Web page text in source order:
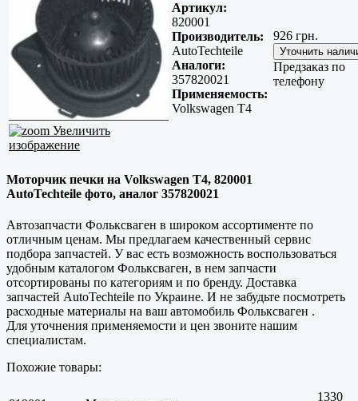
Увеличить
изображение
Артикул:
820001
Производитель:
AutoTechteile
Аналоги:
357820021
Применяемость:
Volkswagen T4
926 грн.
Предзаказ по
телефону
Моторчик печки на Volkswagen T4, 820001
AutoTechteile фото, аналог 357820021
Автозапчасти Фольксваген в широком ассортименте по
отличным ценам. Мы предлагаем качественный сервис
подбора запчастей. У вас есть возможность воспользоваться
удобным каталогом Фольксваген, в нем запчасти
отсортированы по категориям и по бренду. Доставка
запчастей AutoTechteile по Украине. И не забудьте посмотреть
расходные материалы на ваш автомобиль Фольксваген .
Для уточнения применяемости и цен звоните нашим
специалистам.
Похожие товары:
1330